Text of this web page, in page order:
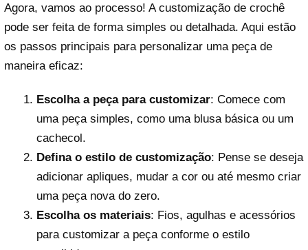
Agora, vamos ao processo! A customização de crochê
pode ser feita de forma simples ou detalhada. Aqui estão
os passos principais para personalizar uma peça de
maneira eficaz:
Escolha a peça para customizar: Comece com
uma peça simples, como uma blusa básica ou um
cachecol.
Defina o estilo de customização: Pense se deseja
adicionar apliques, mudar a cor ou até mesmo criar
uma peça nova do zero.
Escolha os materiais: Fios, agulhas e acessórios
para customizar a peça conforme o estilo